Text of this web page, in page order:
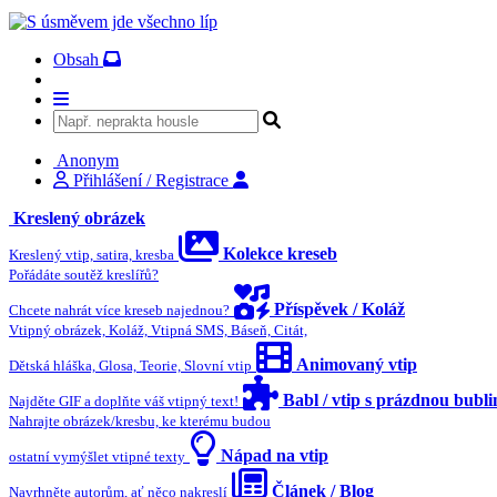
Obsah
Anonym
Přihlášení / Registrace
Kreslený obrázek
Kreslený vtip, satira, kresba Kolekce kreseb
Pořádáte soutěž kreslířů?
Chcete nahrát více kreseb najednou? Příspěvek / Koláž
Vtipný obrázek, Koláž, Vtipná SMS, Báseň, Citát,
Dětská hláška, Glosa, Teorie, Slovní vtip Animovaný vtip
Najděte GIF a doplňte váš vtipný text! Babl / vtip s prázdnou
Nahrajte obrázek/kresbu, ke kterému budou
ostatní vymýšlet vtipné texty Nápad na vtip
Navrhněte autorům, ať něco nakreslí Článek / Blog